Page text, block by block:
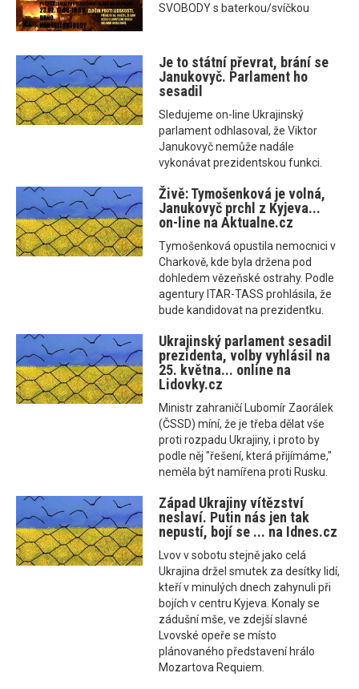
SVOBODY s baterkou/svíčkou
Je to státní převrat, brání se
Janukovyč. Parlament ho
sesadil
Sledujeme on-line Ukrajinský
parlament odhlasoval, že Viktor
Janukovyč nemůže nadále
vykonávat prezidentskou funkci.
Živě: Tymošenková je volná,
Janukovyč prchl z Kyjeva...
on-line na Aktualne.cz
Tymošenková opustila nemocnici v
Charkově, kde byla držena pod
dohledem vězeňské ostrahy. Podle
agentury ITAR-TASS prohlásila, že
bude kandidovat na prezidentku.
Ukrajinský parlament sesadil
prezidenta, volby vyhlásil na
25. května... online na
Lidovky.cz
Ministr zahraničí Lubomír Zaorálek
(ČSSD) míní, že je třeba dělat vše
proti rozpadu Ukrajiny, i proto by
podle něj "řešení, která přijímáme,"
neměla být namířena proti Rusku.
Západ Ukrajiny vítězství
neslaví. Putin nás jen tak
nepustí, bojí se ... na Idnes.cz
Lvov v sobotu stejně jako celá
Ukrajina držel smutek za desítky lidí,
kteří v minulých dnech zahynuli při
bojích v centru Kyjeva. Konaly se
zádušní mše, ve zdejší slavné
Lvovské opeře se místo
plánovaného představení hrálo
Mozartova Requiem.